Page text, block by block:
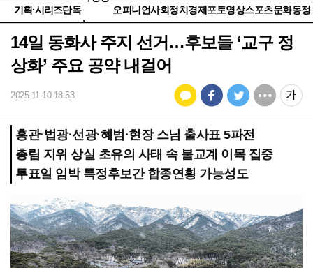
기획·시리즈단독
+
오피니언사회정치 경제 포토영상스포츠문화동정
14일 동화사 주지 선거…후보들 ‘교구 정
상화’ 주요 공약 내걸어
2025-11-10 18:53
홍관·법광·선광·혜범·현장 스님 출사표 5파전
총림 지위 상실 초유의 사태 속 불교계 이목 집중
투표일 임박 특정후보간 합종연횡 가능성도